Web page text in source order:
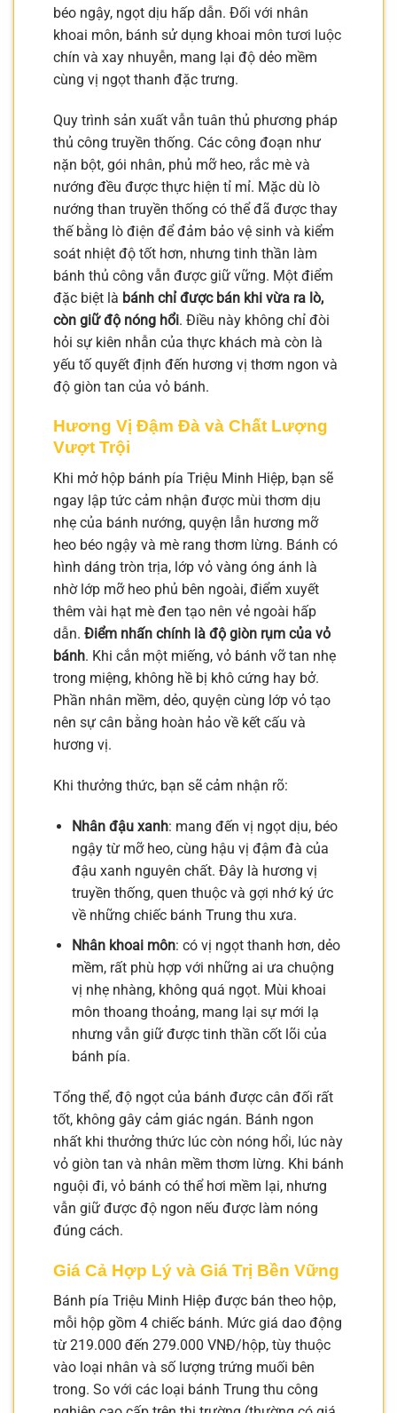
béo ngậy, ngọt dịu hấp dẫn. Đối với nhân
khoai môn, bánh sử dụng khoai môn tươi luộc
chín và xay nhuyễn, mang lại độ dẻo mềm
cùng vị ngọt thanh đặc trưng.
Quy trình sản xuất vẫn tuân thủ phương pháp
thủ công truyền thống. Các công đoạn như
nặn bột, gói nhân, phủ mỡ heo, rắc mè và
nướng đều được thực hiện tỉ mỉ. Mặc dù lò
nướng than truyền thống có thể đã được thay
thế bằng lò điện để đảm bảo vệ sinh và kiểm
soát nhiệt độ tốt hơn, nhưng tinh thần làm
bánh thủ công vẫn được giữ vững. Một điểm
đặc biệt là bánh chỉ được bán khi vừa ra lò,
còn giữ độ nóng hổi. Điều này không chỉ đòi
hỏi sự kiên nhẫn của thực khách mà còn là
yếu tố quyết định đến hương vị thơm ngon và
độ giòn tan của vỏ bánh.
Hương Vị Đậm Đà và Chất Lượng
Vượt Trội
Khi mở hộp bánh pía Triệu Minh Hiệp, bạn sẽ
ngay lập tức cảm nhận được mùi thơm dịu
nhẹ của bánh nướng, quyện lẫn hương mỡ
heo béo ngậy và mè rang thơm lừng. Bánh có
hình dáng tròn trịa, lớp vỏ vàng óng ánh là
nhờ lớp mỡ heo phủ bên ngoài, điểm xuyết
thêm vài hạt mè đen tạo nên vẻ ngoài hấp
dẫn. Điểm nhấn chính là độ giòn rụm của vỏ
bánh. Khi cắn một miếng, vỏ bánh vỡ tan nhẹ
trong miệng, không hề bị khô cứng hay bở.
Phần nhân mềm, dẻo, quyện cùng lớp vỏ tạo
nên sự cân bằng hoàn hảo về kết cấu và
hương vị.
Khi thưởng thức, bạn sẽ cảm nhận rõ:
Nhân đậu xanh: mang đến vị ngọt dịu, béo
ngậy từ mỡ heo, cùng hậu vị đậm đà của
đậu xanh nguyên chất. Đây là hương vị
truyền thống, quen thuộc và gợi nhớ ký ức
về những chiếc bánh Trung thu xưa.
Nhân khoai môn: có vị ngọt thanh hơn, dẻo
mềm, rất phù hợp với những ai ưa chuộng
vị nhẹ nhàng, không quá ngọt. Mùi khoai
môn thoang thoảng, mang lại sự mới lạ
nhưng vẫn giữ được tinh thần cốt lõi của
bánh pía.
Tổng thể, độ ngọt của bánh được cân đối rất
tốt, không gây cảm giác ngán. Bánh ngon
nhất khi thưởng thức lúc còn nóng hổi, lúc này
vỏ giòn tan và nhân mềm thơm lừng. Khi bánh
nguội đi, vỏ bánh có thể hơi mềm lại, nhưng
vẫn giữ được độ ngon nếu được làm nóng
đúng cách.
Giá Cả Hợp Lý và Giá Trị Bền Vững
Bánh pía Triệu Minh Hiệp được bán theo hộp,
mỗi hộp gồm 4 chiếc bánh. Mức giá dao động
từ 219.000 đến 279.000 VNĐ/hộp, tùy thuộc
vào loại nhân và số lượng trứng muối bên
trong. So với các loại bánh Trung thu công